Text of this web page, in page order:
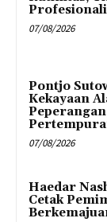
07/08/2026
Pontjo
Kekayaan
07/08/2026
Haedar
Cetak